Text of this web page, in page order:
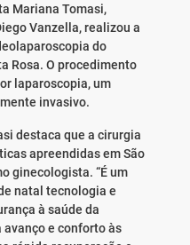
Mariana Tomasi,
Vanzella, realizou a
do
Rosa. O procedimento
laparoscopia, um
invasivo.
destaca que a cirurgia
apreendidas em São
ginecologista. “É um
natal tecnologia e
à saúde da
e conforto às